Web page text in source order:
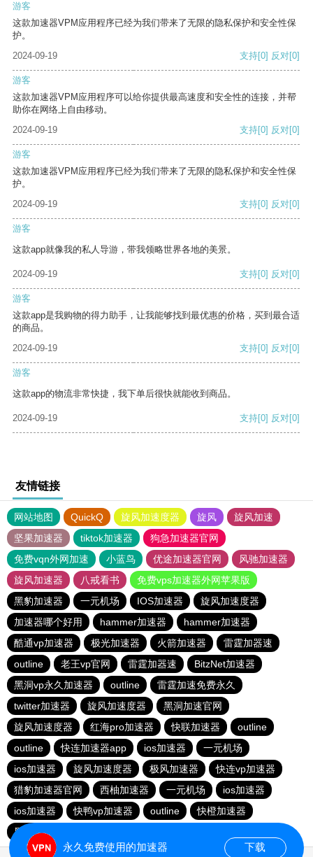
游客
这款加速器VPM应用程序已经为我们带来了无限的隐私保护和安全性保
护。
2024-09-19
支持[0] 反对[0]
游客
这款加速器VPM应用程序可以给你提供最高速度和安全性的连接，并帮
助你在网络上自由移动。
2024-09-19
支持[0] 反对[0]
游客
这款加速器VPM应用程序已经为我们带来了无限的隐私保护和安全性保
护。
2024-09-19
支持[0] 反对[0]
游客
这款app就像我的私人导游，带我领略世界各地的美景。
2024-09-19 支持[0] 反对[0]
游客
这款app是我购物的得力助手，让我能够找到最优惠的价格，买到最合适
的商品。
2024-09-19
支持[0] 反对[0]
游客
这款app的物流非常快捷，我下单后很快就能收到商品。
2024-09-19 支持[0] 反对[0]
友情链接
网站地图 QuickQ 旋风加速度器 旋风
旋风加速
坚果加速器
tiktok加速器
狗急加速器官网
免费vqn外网加速
小蓝鸟 优途加速器官网
风驰加速器
旋风加速器
八戒看书
免费vps加速器外网苹果版
黑豹加速器
一元机场 IOS加速器
旋风加速度器
加速器哪个好用
hammer加速器
hammer加速器
酷通vp加速器
极光加速器 火箭加速器
雷霆加器速
outline
老王vp官网 雷霆加器速
BitzNet加速器
黑洞vp永久加速器
outline
雷霆加速免费永久
twitter加速器
旋风加速度器
黑洞加速官网
旋风加速度器
红海pro加速器 快联加速器
outline
outline
快连加速器app ios加速器
一元机场
ios加速器
旋风加速度器 极风加速器
快连vp加速器
猎豹加速器官网
西柚加速器 一元机场
ios加速器
ios加速器
快鸭vp加速器 outline
快橙加速器
黑洞vqn加速
永久免费使用的加速器 下载